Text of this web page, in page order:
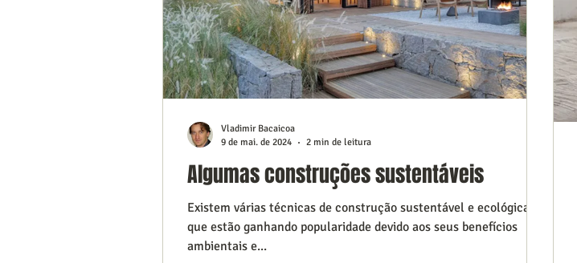
Algumas construções sustentáveis
Existem várias técnicas de construção sustentável e ecológica
que estão ganhando popularidade devido aos seus benefícios
ambientais e...
Vladimir Bacaicoa
9 de mai. de 2024
2 min de leitura